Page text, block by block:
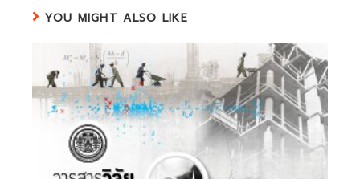
YOU MIGHT ALSO LIKE